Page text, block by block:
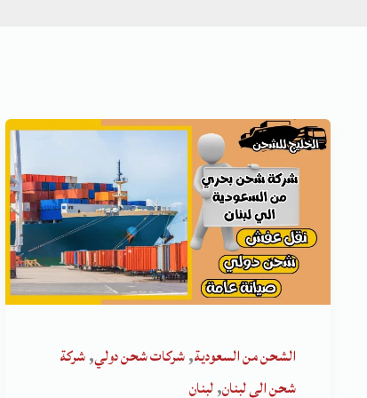
الشحن من السعودية,شركات شحن دولي,شركة
شحن الى لبنان,لبنان